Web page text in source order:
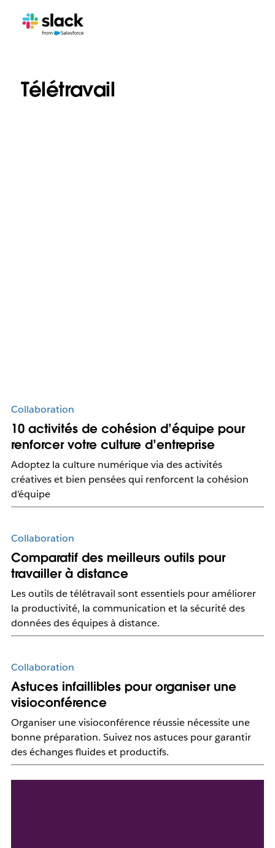
Télétravail
Collaboration
10 activités de cohésion d’équipe pour
renforcer votre culture d’entreprise
Adoptez la culture numérique via des activités
créatives et bien pensées qui renforcent la cohésion
d’équipe
Collaboration
Comparatif des meilleurs outils pour
travailler à distance
Les outils de télétravail sont essentiels pour améliorer
la productivité, la communication et la sécurité des
données des équipes à distance.
Collaboration
Astuces infaillibles pour organiser une
visioconférence
Organiser une visioconférence réussie nécessite une
bonne préparation. Suivez nos astuces pour garantir
des échanges fluides et productifs.